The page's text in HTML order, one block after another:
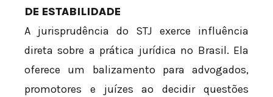
DE ESTABILIDADE
A jurisprudência do STJ exerce influência
direta sobre a prática jurídica no Brasil. Ela
oferece um balizamento para advogados,
promotores e juízes ao decidir questões